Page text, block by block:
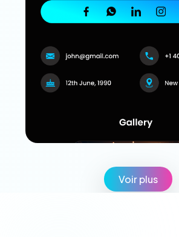
Voir plus